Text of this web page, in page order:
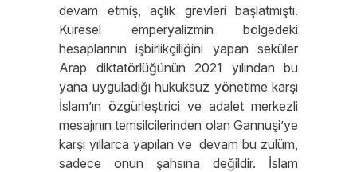
devam etmiş, açlık grevleri başlatmıştı.
Küresel emperyalizmin bölgedeki
hesaplarının işbirlikçiliğini yapan seküler
Arap diktatörlüğünün 2021 yılından bu
yana uyguladığı hukuksuz yönetime karşı
İslam’ın özgürleştirici ve adalet merkezli
mesajının temsilcilerinden olan Gannuşi’ye
karşı yıllarca yapılan ve devam bu zulüm,
sadece onun şahsına değildir. İslam